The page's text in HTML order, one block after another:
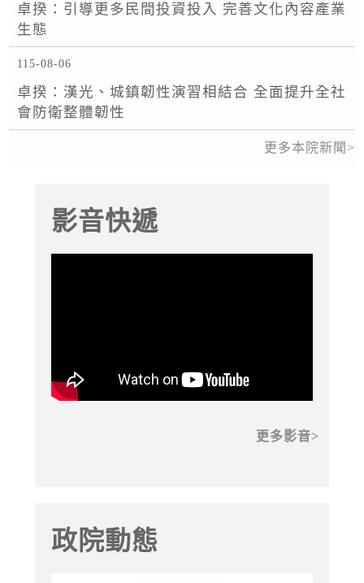
卓揆：引導更多民間投資投入 完善文化內容產業
生態
115-08-06
卓揆：漢光、城鎮韌性演習相結合 全面提升全社
會防衛整體韌性
更多本院新聞
影音快遞
更多影音
政院動態